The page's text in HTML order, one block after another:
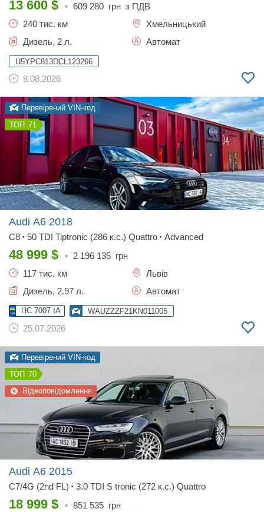
13 600 $ • 609 280 грн з ПДВ
240 тис. км
Хмельницький
Дизель, 2 л.
Автомат
U5YPC813DCL123266
8.08.2026
Перевірений VIN-код
71
Audi A6 2018
C8 • 50 TDI Tiptronic (286 к.с.) Quattro • Advanced
48 999 $ • 2 196 135 грн
117 тис. км
Львів
Дизель, 2.97 л.
Автомат
HC 7007 IA WAUZZZF21KN011005
25.07.2026
Перевірений VIN-код
70
Відеоповідомлення
Audi A6 2015
C7/4G (2nd FL) • 3.0 TDI S tronic (272 к.с.) Quattro
18 999 $ • 851 535 грн